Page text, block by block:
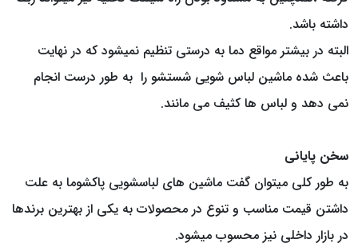
داشته باشد.
البته در بیشتر مواقع دما به درستی تنظیم نمیشود که در نهایت
باعث شده ماشین لباس شویی شستشو را به طور درست انجام
نمی دهد و لباس ها کثیف می مانند.
سخن پایانی
به طور کلی میتوان گفت ماشین های لباسشویی پاکشوما به علت
داشتن قیمت مناسب و تنوع در محصولات به یکی از بهترین برندها
در بازار داخلی نیز محسوب میشود.